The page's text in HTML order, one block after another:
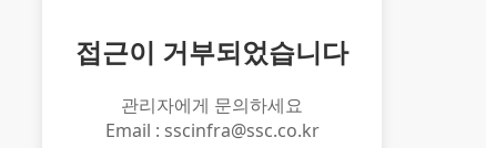
접근이 거부되었습니다
관리자에게 문의하세요
Email : sscinfra@ssc.co.kr